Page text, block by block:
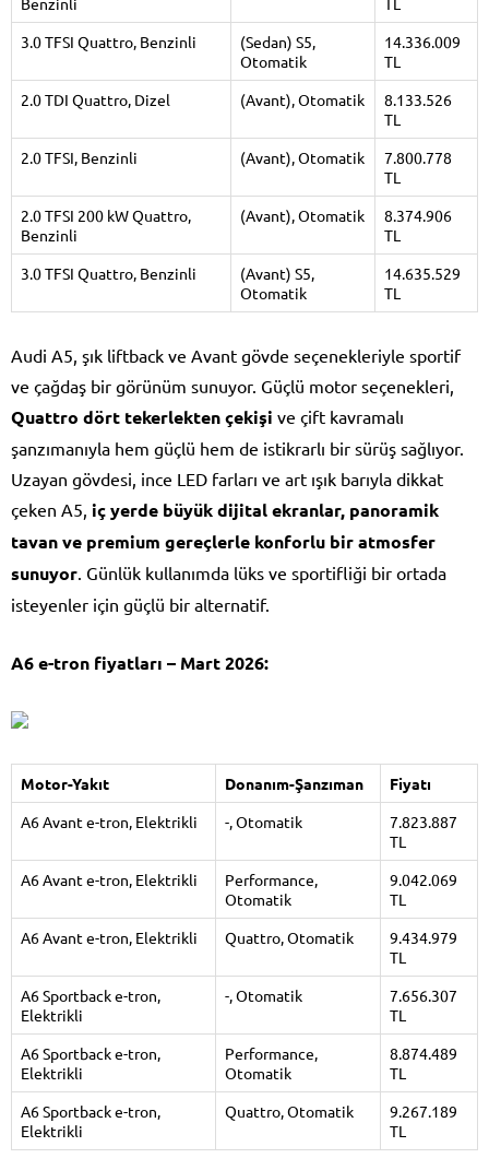
3.0 TFSI Quattro, Benzinli
(Sedan) S5,
Otomatik
14.336.009
TL
2.0 TDI Quattro, Dizel
(Avant), Otomatik
8.133.526
TL
2.0 TFSI, Benzinli
(Avant), Otomatik
7.800.778
TL
2.0 TFSI 200 kW Quattro,
Benzinli
(Avant), Otomatik
8.374.906
TL
3.0 TFSI Quattro, Benzinli
(Avant) S5,
Otomatik
14.635.529
TL
Audi A5, şık liftback ve Avant gövde seçenekleriyle sportif
ve çağdaş bir görünüm sunuyor. Güçlü motor seçenekleri,
Quattro dört tekerlekten çekişi ve çift kavramalı
şanzımanıyla hem güçlü hem de istikrarlı bir sürüş sağlıyor.
Uzayan gövdesi, ince LED farları ve art ışık barıyla dikkat
çeken A5, iç yerde büyük dijital ekranlar, panoramik
tavan ve premium gereçlerle konforlu bir atmosfer
sunuyor . Günlük kullanımda lüks ve sportifliği bir ortada
isteyenler için güçlü bir alternatif.
A6 e-tron fiyatları – Mart 2026:
Motor-Yakıt Donanım-Şanzıman
Fiyatı
A6 Avant e-tron, Elektrikli
-, Otomatik
7.823.887
TL
A6 Avant e-tron, Elektrikli
Performance,
Otomatik
9.042.069
TL
A6 Avant e-tron, Elektrikli
Quattro, Otomatik
9.434.979
TL
A6 Sportback e-tron,
Elektrikli
-, Otomatik
7.656.307
TL
A6 Sportback e-tron,
Elektrikli
Performance,
Otomatik
8.874.489
TL
A6 Sportback e-tron,
Elektrikli
Quattro, Otomatik
9.267.189
TL